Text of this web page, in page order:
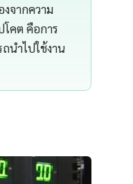
จากความ
คต คือการ
นำไปใช้งาน